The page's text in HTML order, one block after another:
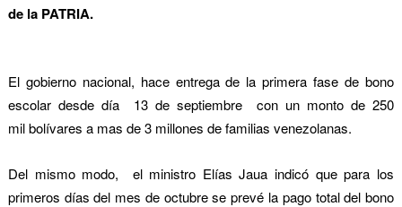
de la PATRIA.
El gobierno nacional, hace entrega de la primera fase de bono
escolar desde día 13 de septiembre con un monto de 250
mil bolívares a mas de 3 millones de familias venezolanas.
Del mismo modo, el ministro Elías Jaua indicó que para los
primeros días del mes de octubre se prevé la pago total del bono